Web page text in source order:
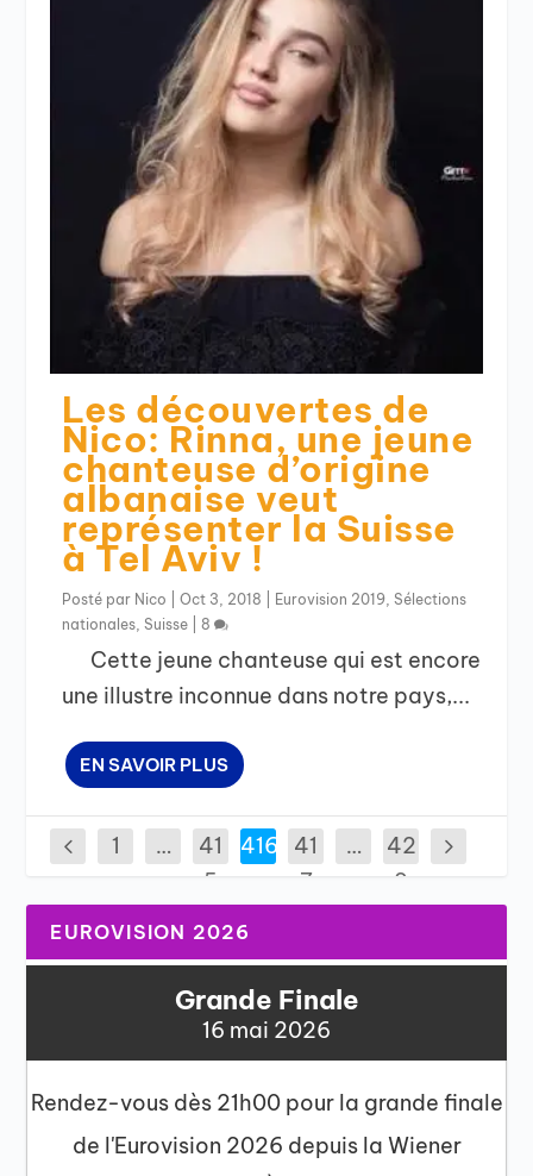
Les découvertes de
Nico: Rinna, une jeune
chanteuse d’origine
albanaise veut
représenter la Suisse
à Tel Aviv !
Posté par Nico |Oct 3, 2018 Eurovision 2019,Sélections
nationales,Suisse |8
Cette jeune chanteuse qui est encore
une illustre inconnue dans notre pays,...
EN SAVOIR PLUS
1 …
41
5
416
41
7
…
42
2
EUROVISION 2026
Grande Finale
16 mai 2026
Rendez-vous dès 21h00 pour la grande finale
de l'Eurovision 2026 depuis la Wiener